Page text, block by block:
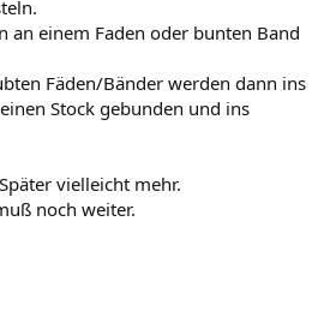
an einem Faden oder bunten Band
Fäden/Bänder werden dann ins
Stock gebunden und ins
vielleicht mehr.
noch weiter.